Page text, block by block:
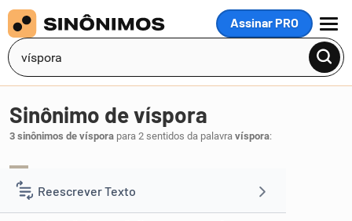
Assinar PRO
MENU
Reescrever Texto
Sinônimo de víspora
3 sinônimos de víspora para 2 sentidos da palavra víspora: